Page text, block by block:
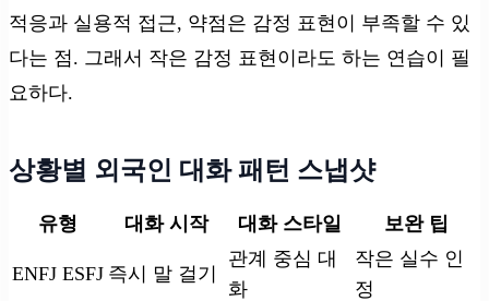
적응과 실용적 접근, 약점은 감정 표현이 부족할 수 있
다는 점. 그래서 작은 감정 표현이라도 하는 연습이 필
요하다.
상황별 외국인 대화 패턴 스냅샷
유형 대화 시작 대화 스타일 보완 팁
ENFJ ESFJ 즉시 말 걸기
관계 중심 대
화
작은 실수 인
정